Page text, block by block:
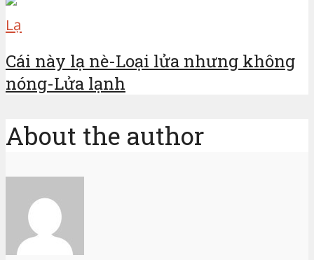
Lạ
Cái này lạ nè-Loại lửa nhưng không
nóng-Lửa lạnh
About the author